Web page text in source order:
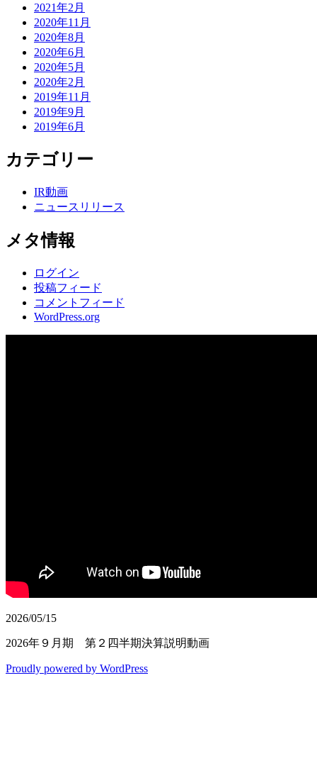
2021年2月
2020年11月
2020年8月
2020年6月
2020年5月
2020年2月
2019年11月
2019年9月
2019年6月
カテゴリー
IR動画
ニュースリリース
メタ情報
ログイン
投稿フィード
コメントフィード
WordPress.org
2026/05/15
2026年９月期 第２四半期決算説明動画
Proudly powered by WordPress